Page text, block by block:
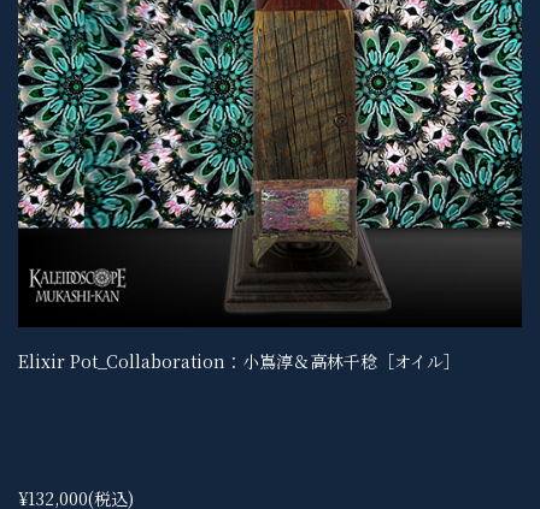
Elixir Pot_Collaboration：小嶌淳＆高林千稔［オイル］
¥132,000(税込)